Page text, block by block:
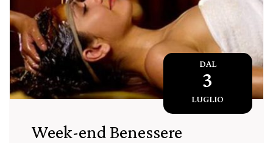
DAL
3
LUGLIO
Week-end Benessere